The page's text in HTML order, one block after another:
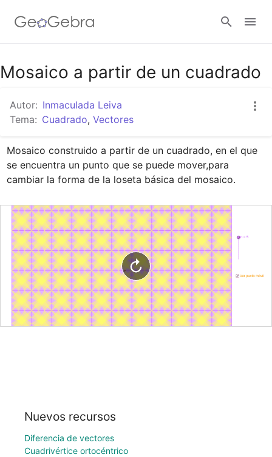
Google Classroom
GeoGebra Classroom
Abrir sesión
Mosaico a partir de un cuadrado
Autor: Inmaculada Leiva
Tema: Cuadrado, Vectores
Mosaico construido a partir de un cuadrado, en el que
se encuentra un punto que se puede mover,para
cambiar la forma de la loseta básica del mosaico.
Nuevos recursos
Diferencia de vectores
Cuadrivértice ortocéntrico